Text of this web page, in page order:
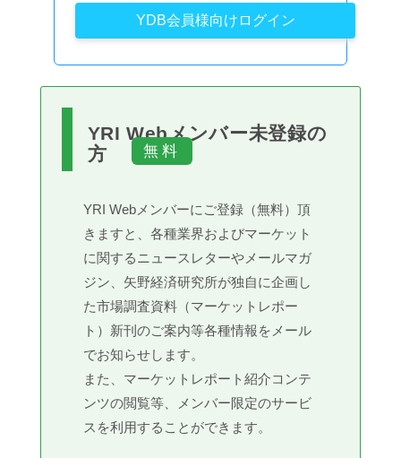
YDB会員様向けログイン
YRI Webメンバー未登録の
方
YRI Webメンバーにご登録（無料）頂
きますと、各種業界およびマーケット
に関するニュースレターやメールマガ
ジン、矢野経済研究所が独自に企画し
た市場調査資料（マーケットレポー
ト）新刊のご案内等各種情報をメール
でお知らせします。
また、マーケットレポート紹介コンテ
ンツの閲覧等、メンバー限定のサービ
スを利用することができます。